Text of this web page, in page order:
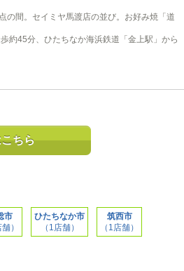
の間。セイミヤ馬渡店の並び。お好み焼「道
約45分、ひたちなか海浜鉄道「金上駅」から
ちら
市
）
ひたちなか市
（1店舗）
筑西市
（1店舗）